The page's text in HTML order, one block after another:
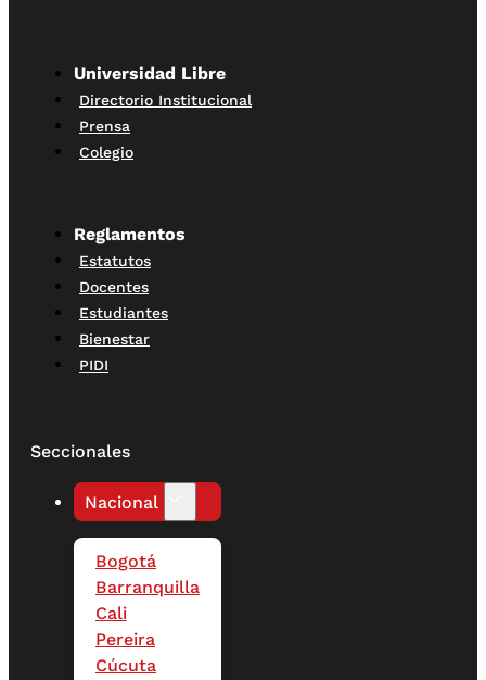
Universidad Libre
Directorio Institucional
Prensa
Colegio
Reglamentos
Estatutos
Docentes
Estudiantes
Bienestar
PIDI
Seccionales
Nacional
Bogotá
Barranquilla
Cali
Pereira
Cúcuta